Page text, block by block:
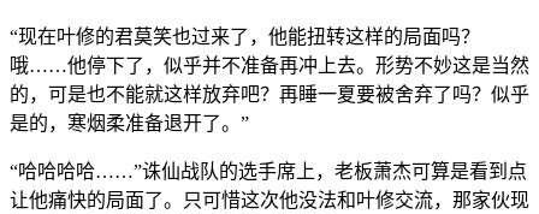
“现在叶修的君莫笑也过来了，他能扭转这样的局面吗？
哦……他停下了，似乎并不准备再冲上去。形势不妙这是当然
的，可是也不能就这样放弃吧？再睡一夏要被舍弃了吗？似乎
是的，寒烟柔准备退开了。”
“哈哈哈哈……”诛仙战队的选手席上，老板萧杰可算是看到点
让他痛快的局面了。只可惜这次他没法和叶修交流，那家伙现